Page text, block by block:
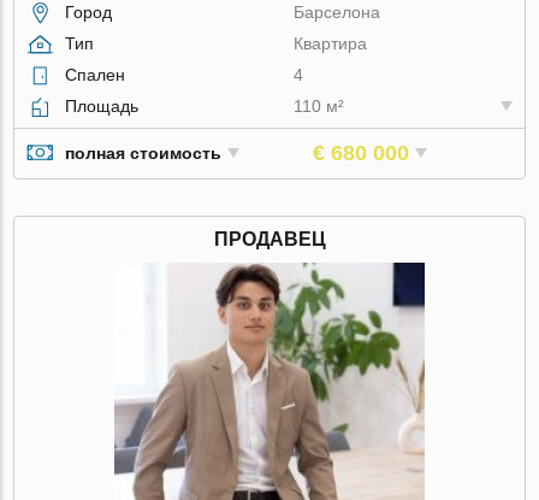
Город
Барселона
Тип
Квартира
Спален
4
Площадь
110 м²
полная стоимость € 680 000
ПРОДАВЕЦ